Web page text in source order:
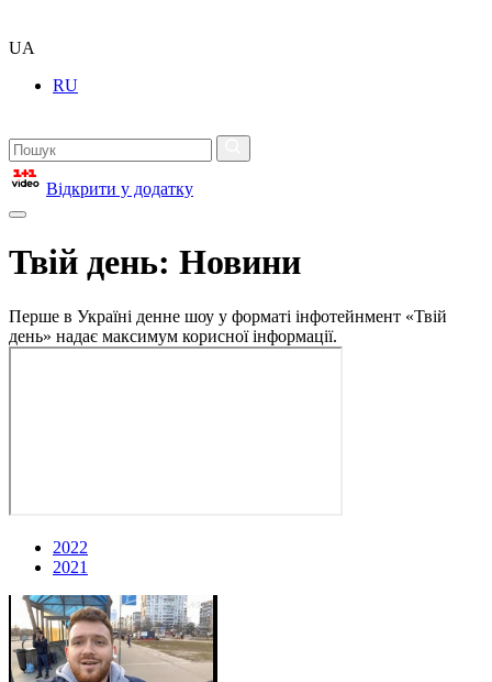
UA
RU
Відкрити у додатку
Твій день: Новини
Перше в Україні денне шоу у форматі інфотейнмент «Твій
день» надає максимум корисної інформації.
2022
2021